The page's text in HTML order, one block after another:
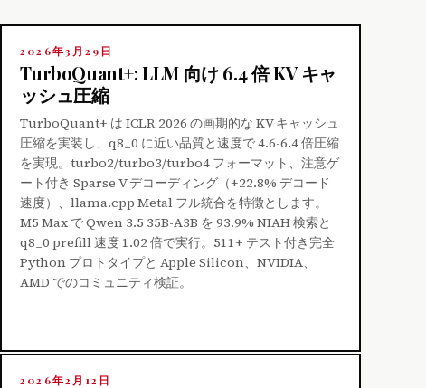
2026年3月29日
TurboQuant+: LLM 向け 6.4 倍 KV キャ
ッシュ圧縮
TurboQuant+ は ICLR 2026 の画期的な KV キャッシュ
圧縮を実装し、q8_0 に近い品質と速度で 4.6-6.4 倍圧縮
を実現。turbo2/turbo3/turbo4 フォーマット、注意ゲ
ート付き Sparse V デコーディング（+22.8% デコード
速度）、llama.cpp Metal フル統合を特徴とします。
M5 Max で Qwen 3.5 35B-A3B を 93.9% NIAH 検索と
q8_0 prefill 速度 1.02 倍で実行。511+ テスト付き完全
Python プロトタイプと Apple Silicon、NVIDIA、
AMD でのコミュニティ検証。
2026年2月12日